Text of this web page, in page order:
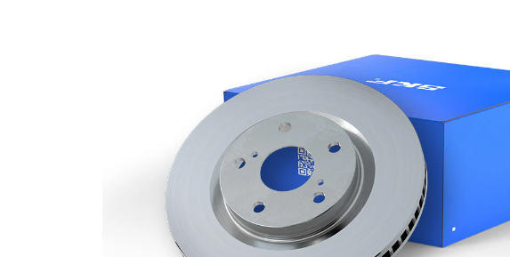
332 mm
6
Merkezleme
94 mm
çemberi-Ø
139,7 mm
Kaplamalı